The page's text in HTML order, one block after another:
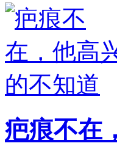
疤痕不在